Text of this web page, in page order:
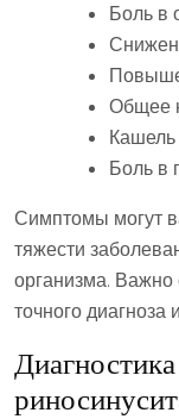
Боль в
Общее
Боль в
Симптомы могут
тяжести
организма. Важно
точного диагноза